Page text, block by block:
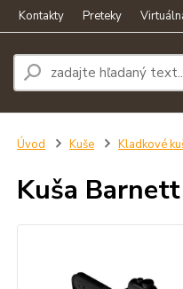
Kontakty Preteky
Úvod Kuše Kladkové
Kuša